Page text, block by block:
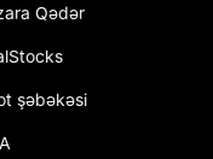
Qədər
şəbəkəsi